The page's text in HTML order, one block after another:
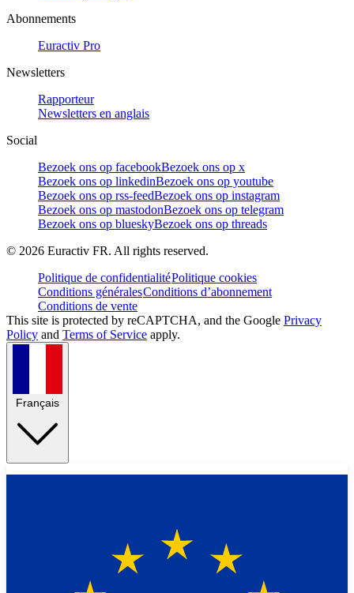
Abonnements
Euractiv Pro
Newsletters
Rapporteur
Newsletters en anglais
Social
Bezoek ons op facebookBezoek ons op x
Bezoek ons op linkedinBezoek ons op youtube
Bezoek ons op rss-feedBezoek ons op instagram
Bezoek ons op mastodonBezoek ons op telegram
Bezoek ons op blueskyBezoek ons op threads
© 2026 Euractiv FR. All rights reserved.
Politique de confidentialitéPolitique cookies
Conditions généralesConditions d’abonnement
Conditions de vente
This site is protected by reCAPTCHA, and the Google Privacy
Policy and Terms of Service apply.
Français